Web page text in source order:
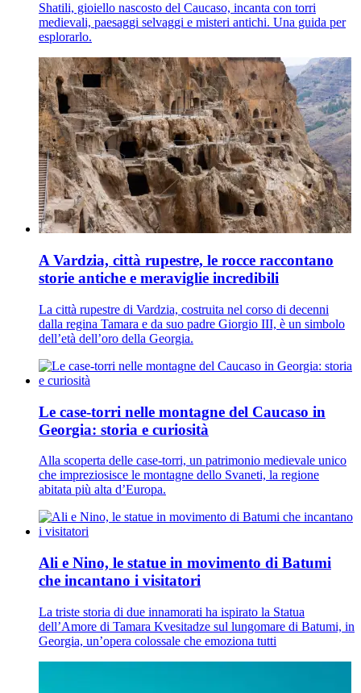
Shatili, gioiello nascosto del Caucaso, incanta con torri
medievali, paesaggi selvaggi e misteri antichi. Una guida per
esplorarlo.
A Vardzia, città rupestre, le rocce raccontano
storie antiche e meraviglie incredibili
La città rupestre di Vardzia, costruita nel corso di decenni
dalla regina Tamara e da suo padre Giorgio III, è un simbolo
dell’età dell’oro della Georgia.
Le case-torri nelle montagne del Caucaso in
Georgia: storia e curiosità
Alla scoperta delle case-torri, un patrimonio medievale unico
che impreziosisce le montagne dello Svaneti, la regione
abitata più alta d’Europa.
Ali e Nino, le statue in movimento di Batumi
che incantano i visitatori
La triste storia di due innamorati ha ispirato la Statua
dell’Amore di Tamara Kvesitadze sul lungomare di Batumi, in
Georgia, un’opera colossale che emoziona tutti